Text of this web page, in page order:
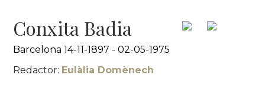
Conxita Badia
Barcelona 14-11-1897 - 02-05-1975
Redactor: Eulàlia Domènech